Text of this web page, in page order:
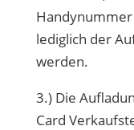
lediglich der
werden.
3.) Die
Card